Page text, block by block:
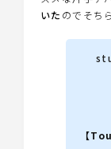
いた のでそち
【